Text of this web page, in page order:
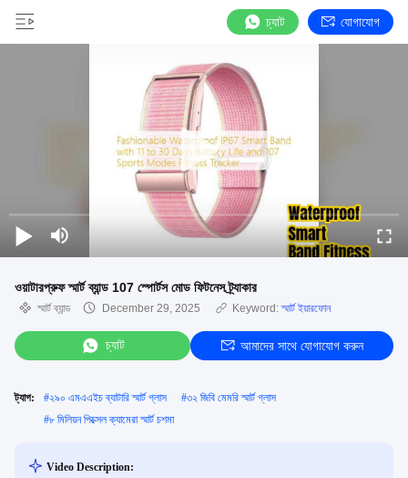
চ্যাট যোগাযোগ
ওয়াটারপ্রুফ স্মার্ট ব্যান্ড 107 স্পোর্টস মোড ফিটনেস ট্র্যাকার
স্মার্ট ব্যান্ড December 29, 2025 Keyword:স্মার্ট ইয়ারফোন
চ্যাট আমাদের সাথে যোগাযোগ করুন
ট্যাগ: #২৯০ এমএএইচ ব্যাটারি স্মার্ট গ্লাস #৩২ জিবি মেমরি স্মার্ট গ্লাস
#৮ মিলিয়ন পিক্সেল ক্যামেরা স্মার্ট চশমা
Video Description: